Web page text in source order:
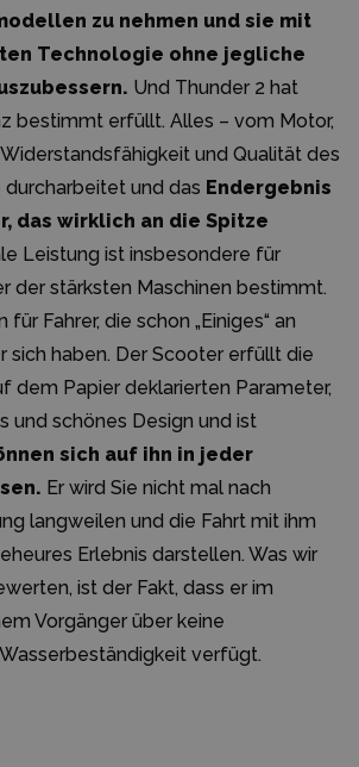
zu nehmen und sie mit
Technologie ohne jegliche
Und Thunder 2 hat
bestimmt erfüllt. Alles – vom Motor,
und Qualität des
und das Endergebnis
das wirklich an die Spitze
Leistung ist insbesondere für
der stärksten Maschinen bestimmt.
Fahrer, die schon „Einiges“ an
sich haben. Der Scooter erfüllt die
dem Papier deklarierten Parameter,
und schönes Design und ist
sich auf ihn in jeder
Er wird Sie nicht mal nach
langweilen und die Fahrt mit ihm
Erlebnis darstellen. Was wir
ist der Fakt, dass er im
Vorgänger über keine
verfügt.